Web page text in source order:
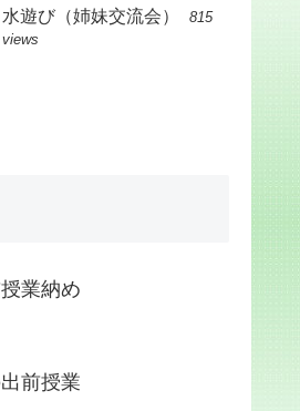
水遊び（姉妹交流会）
815
views
業納め
前授業